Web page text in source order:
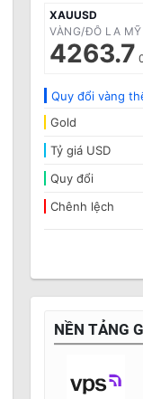
XAUUSD
VÀNG/ĐÔ LA MỸ
4263.7
Quy đổi vàng
Gold
Tỷ giá USD
Quy đổi
Chênh lệch
NỀN TẢNG